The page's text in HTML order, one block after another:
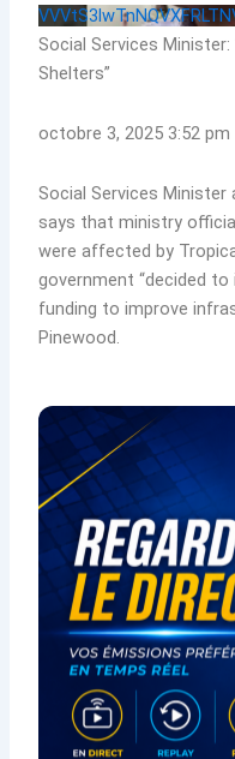
Social Services
Shelters”
octobre 3, 2025 3:52 pm
Social Services Minister
says that ministry
were affected by
government “decided to
funding to improve
Pinewood.